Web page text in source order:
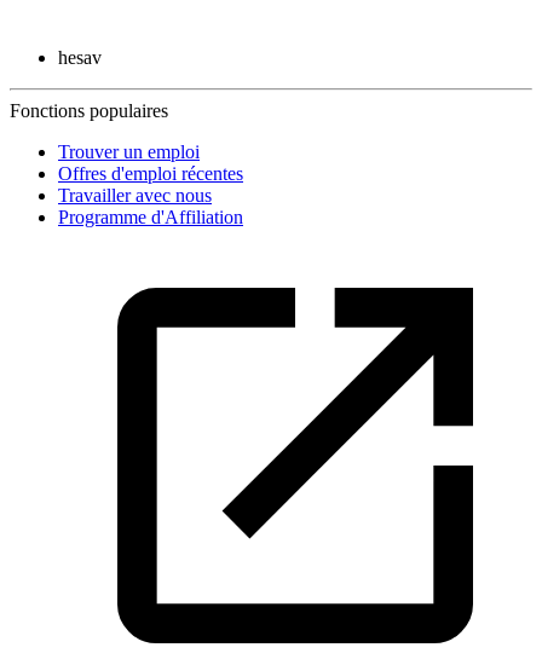
hesav
Fonctions populaires
Trouver un emploi
Offres d'emploi récentes
Travailler avec nous
Programme d'Affiliation